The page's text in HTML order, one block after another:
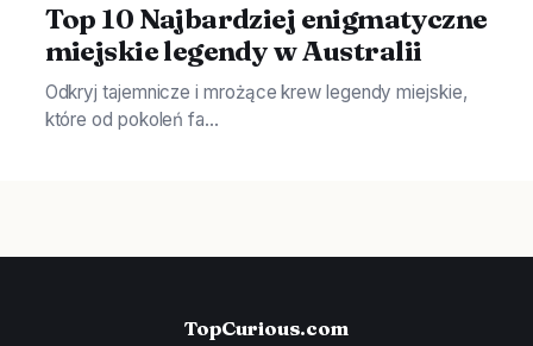
Top 10 Najbardziej enigmatyczne
miejskie legendy w Australii
Odkryj tajemnicze i mrożące krew legendy miejskie,
które od pokoleń fa...
TopCurious.com